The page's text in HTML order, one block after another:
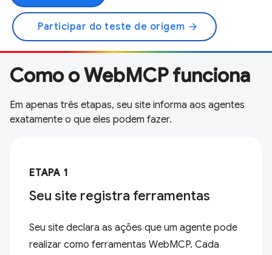
Participar do teste de origem arrow_forward
Como o WebMCP funciona
Em apenas três etapas, seu site informa aos agentes
exatamente o que eles podem fazer.
ETAPA 1
Seu site registra ferramentas
Seu site declara as ações que um agente pode
realizar como ferramentas WebMCP. Cada